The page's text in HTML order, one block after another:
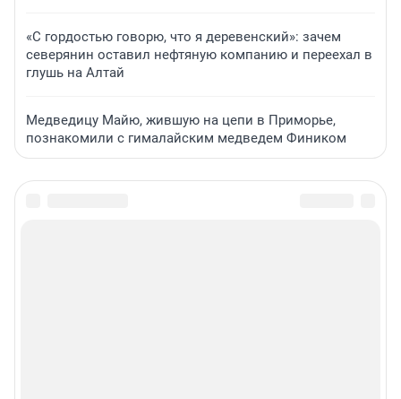
«С гордостью говорю, что я деревенский»: зачем
северянин оставил нефтяную компанию и переехал в
глушь на Алтай
Медведицу Майю, жившую на цепи в Приморье,
познакомили с гималайским медведем Фиником